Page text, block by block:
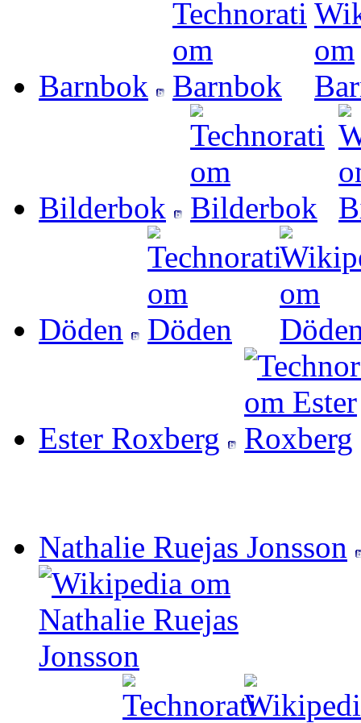
Barnbok
Bilderbok
Döden
Ester Roxberg
Nathalie Ruejas Jonsson